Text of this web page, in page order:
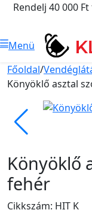
Rendelj 40 000
Menü
Főoldal/
Könyöklő asztal
Könyöklő
fehér
Cikkszám: HIT K